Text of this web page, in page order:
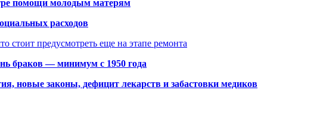
помощи молодым матерям
расходов
стоит предусмотреть еще на этапе ремонта
браков — минимум с 1950 года
новые законы, дефицит лекарств и забастовки медиков